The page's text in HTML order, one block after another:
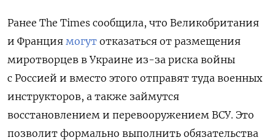
Ранее The Times сообщила, что Великобритания
и Франция могут отказаться от размещения
миротворцев в Украине из-за риска войны
с Россией и вместо этого отправят туда военных
инструкторов, а также займутся
восстановлением и перевооружением ВСУ. Это
позволит формально выполнить обязательства